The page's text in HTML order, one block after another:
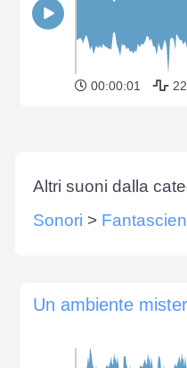
00:00:01
Altri suoni dalla
Sonori >
Un ambiente